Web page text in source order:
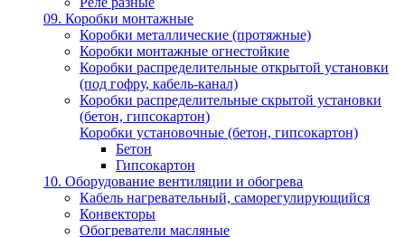
09. Коробки монтажные
Коробки металлические (протяжные)
Коробки монтажные огнестойкие
Коробки распределительные открытой установки
(под гофру, кабель-канал)
Коробки распределительные скрытой установки
(бетон, гипсокартон)
Коробки установочные (бетон, гипсокартон)
Бетон
Гипсокартон
10. Оборудование вентиляции и обогрева
Кабель нагревательный, саморегулирующийся
Конвекторы
Обогреватели масляные